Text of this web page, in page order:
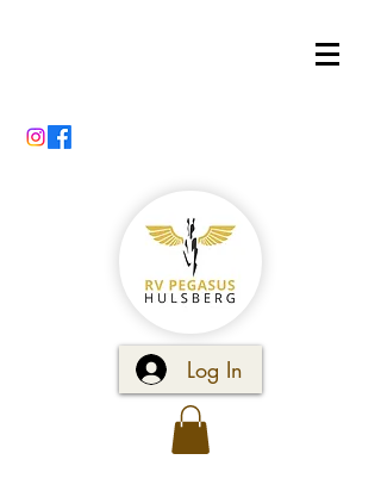
Log In